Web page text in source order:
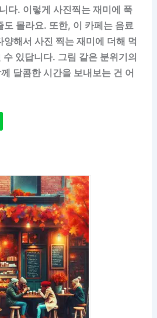
다. 이렇게 사진찍는 재미에 푹
몰라요. 또한, 이 카페는 음료
양해서 사진 찍는 재미에 더해 먹
있답니다. 그림 같은 분위기의
달콤한 시간을 보내보는 건 어